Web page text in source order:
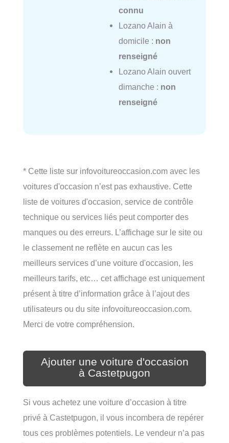
connu
Lozano Alain à
domicile : non
renseigné
Lozano Alain ouvert
dimanche : non
renseigné
* Cette liste sur infovoitureoccasion.com avec les
voitures d'occasion n’est pas exhaustive. Cette
liste de voitures d'occasion, service de contrôle
technique ou services liés peut comporter des
manques ou des erreurs. L’affichage sur le site ou
le classement ne reflète en aucun cas les
meilleurs services d’une voiture d'occasion, les
meilleurs tarifs, etc… cet affichage est uniquement
présent à titre d’information grâce à l’ajout des
utilisateurs ou du site infovoitureoccasion.com.
Merci de votre compréhension.
Ajouter une voiture d'occasion
à Castetpugon
Si vous achetez une voiture d’occasion à titre
privé à Castetpugon, il vous incombera de repérer
tous ces problèmes potentiels. Le vendeur n’a pas